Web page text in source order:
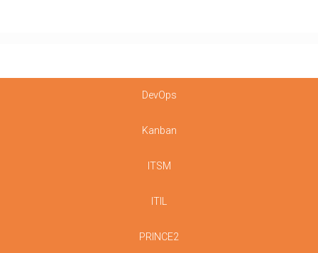
DevOps
Kanban
ITSM
ITIL
PRINCE2